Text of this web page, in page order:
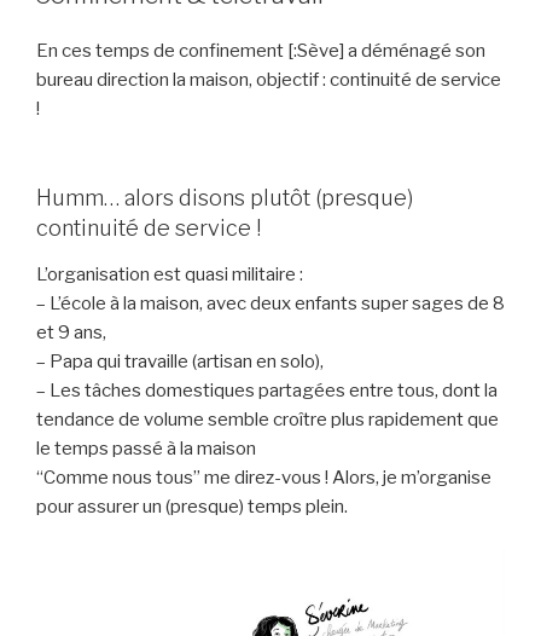
En ces temps de confinement [:Sève] a déménagé son
bureau direction la maison, objectif : continuité de service
!
Humm… alors disons plutôt (presque)
continuité de service !
L’organisation est quasi militaire :
– L’école à la maison, avec deux enfants super sages de 8
et 9 ans,
– Papa qui travaille (artisan en solo),
– Les tâches domestiques partagées entre tous, dont la
tendance de volume semble croître plus rapidement que
le temps passé à la maison
“Comme nous tous” me direz-vous ! Alors, je m’organise
pour assurer un (presque) temps plein.